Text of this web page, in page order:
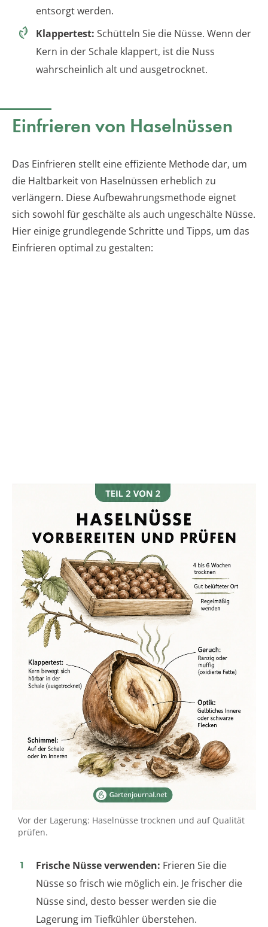
entsorgt werden.
Klappertest: Schütteln Sie die Nüsse. Wenn der
Kern in der Schale klappert, ist die Nuss
wahrscheinlich alt und ausgetrocknet.
Einfrieren von Haselnüssen
Das Einfrieren stellt eine effiziente Methode dar, um
die Haltbarkeit von Haselnüssen erheblich zu
verlängern. Diese Aufbewahrungsmethode eignet
sich sowohl für geschälte als auch ungeschälte Nüsse.
Hier einige grundlegende Schritte und Tipps, um das
Einfrieren optimal zu gestalten:
Vor der Lagerung: Haselnüsse trocknen und auf Qualität
prüfen.
Frische Nüsse verwenden: Frieren Sie die
Nüsse so frisch wie möglich ein. Je frischer die
Nüsse sind, desto besser werden sie die
Lagerung im Tiefkühler überstehen.